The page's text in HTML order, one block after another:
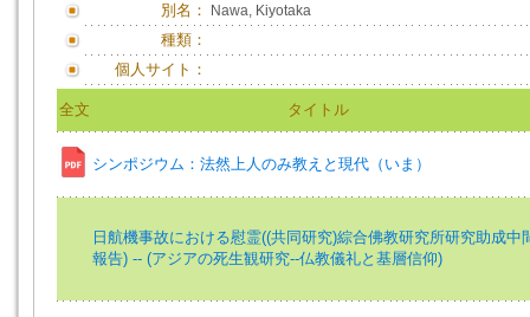
別名： Nawa, Kiyotaka
種類：
個人サイト：
全文 タイトル
シンポジウム：法然上人のみ教えと現代（いま）
日航機事故における慰霊((共同研究)綜合佛教研究所研究助成中
報告) -- (アジアの死生観研究--仏教儀礼と基層信仰)